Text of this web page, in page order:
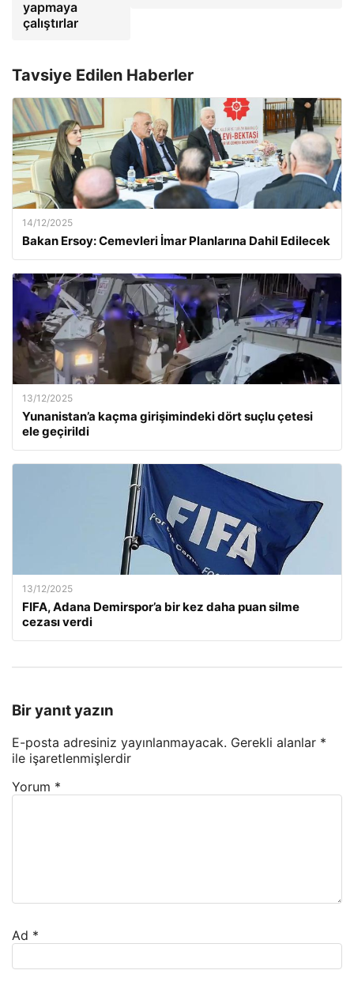
yapmaya
çalıştırlar
Tavsiye Edilen Haberler
14/12/2025
Bakan Ersoy: Cemevleri İmar Planlarına Dahil Edilecek
13/12/2025
Yunanistan’a kaçma girişimindeki dört suçlu çetesi
ele geçirildi
13/12/2025
FIFA, Adana Demirspor’a bir kez daha puan silme
cezası verdi
Bir yanıt yazın
E-posta adresiniz yayınlanmayacak. Gerekli alanlar *
ile işaretlenmişlerdir
Yorum *
Ad *